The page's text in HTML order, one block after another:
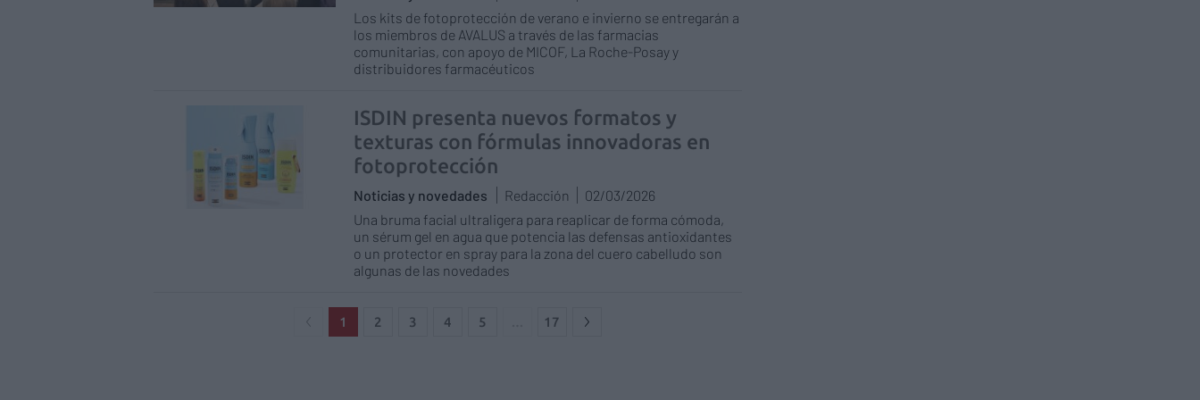
Los kits de fotoprotección de verano e invierno se entregarán a
los miembros de AVALUS a través de las farmacias
comunitarias, con apoyo de MICOF, La Roche-Posay y
distribuidores farmacéuticos
ISDIN presenta nuevos formatos y
texturas con fórmulas innovadoras en
fotoprotección
Noticias y novedades Redacción
02/03/2026
Una bruma facial ultraligera para reaplicar de forma cómoda,
un sérum gel en agua que potencia las defensas antioxidantes
o un protector en spray para la zona del cuero cabelludo son
algunas de las novedades
1 2 3 4 5 17